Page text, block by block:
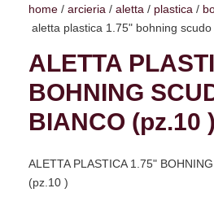
home / arcieria / aletta / plastica /
aletta plastica 1.75" bohning
ALETTA
BOHNING
BIANCO (pz.10 )
ALETTA PLASTICA 1.75"
(pz.10 )